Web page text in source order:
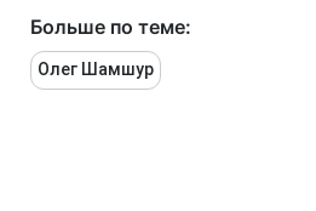
Больше по теме:
Олег Шамшур